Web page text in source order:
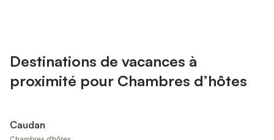
Destinations de vacances à
proximité pour Chambres d’hôtes
Caudan